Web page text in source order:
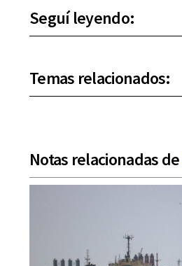
Seguí leyendo:
Temas relacionados:
Notas relacionadas de